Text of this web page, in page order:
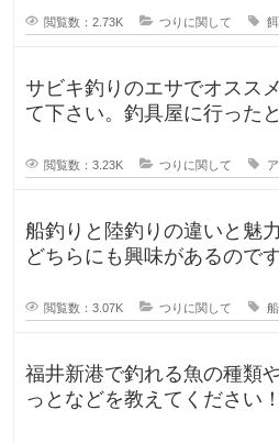
閲覧数：2.73K つりに関して 餌
サビキ釣りのエサでオスス
て下さい。釣具屋に行った
閲覧数：3.23K つりに関して
船釣りと陸釣りの違いと魅
どちらにも興味があるので
閲覧数：3.07K つりに関して
福井新港で釣れる魚の種類
っとなどを教えてください